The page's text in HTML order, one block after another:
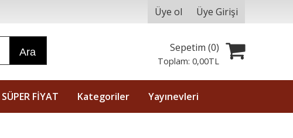
Üye ol Üye Girişi
Ara Sepetim (0)
Toplam:0,00TL
SÜPER FİYAT Kategoriler Yayınevleri